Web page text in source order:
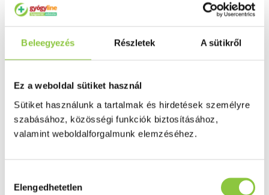
Beleegyezés Részletek A sütikről
Ez a weboldal sütiket használ
Sütiket használunk a tartalmak és hirdetések személyre
szabásához, közösségi funkciók biztosításához,
valamint weboldalforgalmunk elemzéséhez.
kiválasztása
Elengedhetetlen
Férfi problémák
Szív és érrrendszer
Aranyér
Koleszterinszint csökkentők, omega 3
Vérnyomás és szív gyógyszerei
Fog és szájápolás
Í́nygyulladás
Fogkrém
Szájvíz
Fogköztisztító